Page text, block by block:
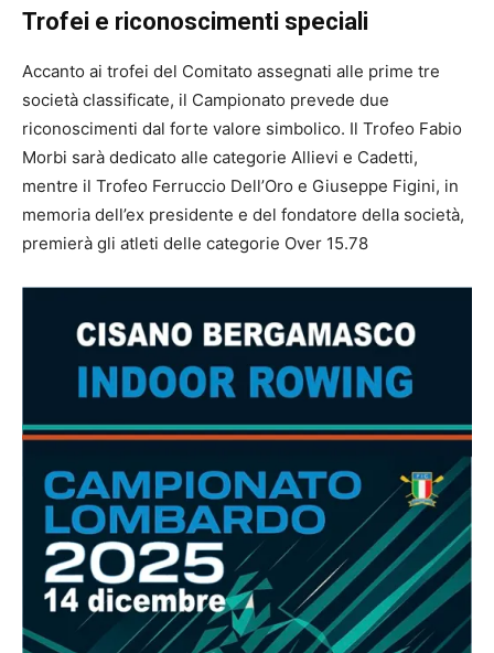
Trofei e riconoscimenti speciali
Accanto ai trofei del Comitato assegnati alle prime tre
società classificate, il Campionato prevede due
riconoscimenti dal forte valore simbolico. Il Trofeo Fabio
Morbi sarà dedicato alle categorie Allievi e Cadetti,
mentre il Trofeo Ferruccio Dell’Oro e Giuseppe Figini, in
memoria dell’ex presidente e del fondatore della società,
premierà gli atleti delle categorie Over 15.78